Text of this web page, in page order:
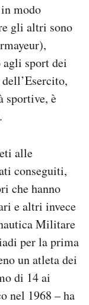
modo
gli altri sono
agli sport dei
sportive, è
alle
conseguiti,
che hanno
e altri invece
Militare
per la prima
un atleta dei
di 14 ai
nel 1968 – ha